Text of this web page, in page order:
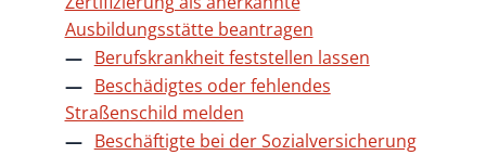
Ausbildungsstätte beantragen
Berufskrankheit feststellen lassen
Beschädigtes oder fehlendes
Straßenschild melden
Beschäftigte bei der Sozialversicherung